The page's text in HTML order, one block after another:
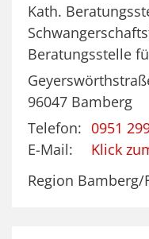
Kath.
Beratungsstelle
96047 Bamberg
Telefon: 0951
E-Mail:
Klick
Region